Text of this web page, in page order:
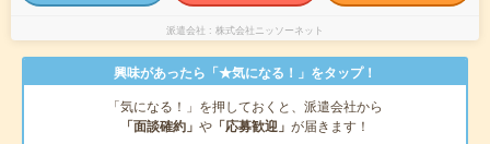
派遣会社 株式会社ニッソーネット
興味があったら「★気になる！」をタップ！
「気になる！」を押しておくと、派遣会社から
「面談確約」 や 「応募歓迎」 が届きます！